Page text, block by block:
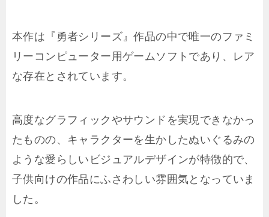
本作は『勇者シリーズ』作品の中で唯一のファミ
リーコンピューター用ゲームソフトであり、レア
な存在とされています。
高度なグラフィックやサウンドを実現できなかっ
たものの、キャラクターを生かしたぬいぐるみの
ような愛らしいビジュアルデザインが特徴的で、
子供向けの作品にふさわしい雰囲気となっていま
した。